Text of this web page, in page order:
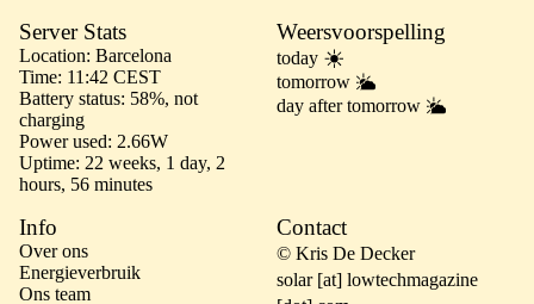
Server Stats
Location Barcelona
Time 11:42 CEST
Battery status 58%, not
charging
Power used 2.66W
Uptime 22 weeks, 1 day, 2
hours, 56 minutes
Weersvoorspelling
today
tomorrow
day after tomorrow
Info
Over ons
Energieverbruik
Ons team
Contact
© Kris De Decker
solar [at] lowtechmagazine